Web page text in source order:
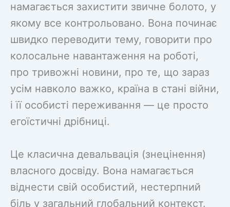
намагається захистити звичне болото, у
якому все контрольовано. Вона починає
швидко переводити тему, говорити про
колосальне навантаження на роботі,
про тривожні новини, про те, що зараз
усім навколо важко, країна в стані війни,
і її особисті переживання — це просто
егоїстичні дрібниці.
Це класична девальвація (знецінення)
власного досвіду. Вона намагається
віднести свій особистий, нестерпний
біль у загальний глобальний контекст.